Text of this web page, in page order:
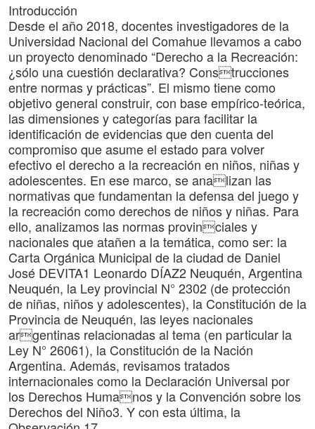
Introducción
Desde el año 2018, docentes investigadores de la
Universidad Nacional del Comahue llevamos a cabo
un proyecto denominado “Derecho a la Recreación:
¿sólo una cuestión declarativa? Construcciones
entre normas y prácticas”. El mismo tiene como
objetivo general construir, con base empírico-teórica,
las dimensiones y categorías para facilitar la
identificación de evidencias que den cuenta del
compromiso que asume el estado para volver
efectivo el derecho a la recreación en niños, niñas y
adolescentes. En ese marco, se analizan las
normativas que fundamentan la defensa del juego y
la recreación como derechos de niños y niñas. Para
ello, analizamos las normas provinciales y
nacionales que atañen a la temática, como ser: la
Carta Orgánica Municipal de la ciudad de Daniel
José DEVITA1 Leonardo DÍAZ2 Neuquén, Argentina
Neuquén, la Ley provincial N° 2302 (de protección
de niñas, niños y adolescentes), la Constitución de la
Provincia de Neuquén, las leyes nacionales
argentinas relacionadas al tema (en particular la
Ley N° 26061), la Constitución de la Nación
Argentina. Además, revisamos tratados
internacionales como la Declaración Universal por
los Derechos Humanos y la Convención sobre los
Derechos del Niño3. Y con esta última, la